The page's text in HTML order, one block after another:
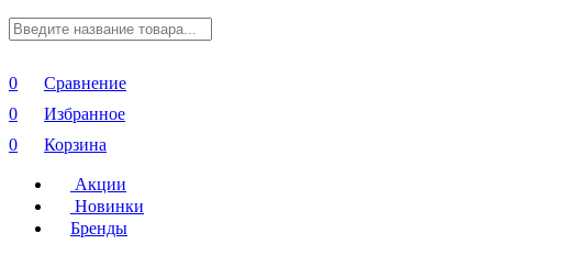
0
Сравнение
0
Избранное
0
Корзина
Акции
Новинки
Бренды